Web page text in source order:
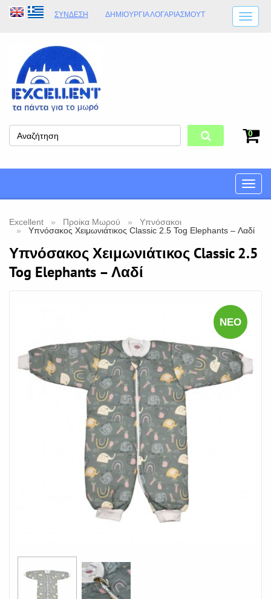
ΣΎΝΔΕΣΗ ΔΗΜΙΟΥΡΓΊΑ ΛΟΓΑΡΙΑΣΜΟΎT
ΩΡΆΡΙΟ ΚΑΤΑΣΤΉΜΑΤΟΣ
ΦΥΣΙΚΌ ΚΑΤΆΣΤΗΜΑ
0
Toggle
Excellent Προίκα Μωρού
Υπνόσακοι
Υπνόσακος Χειμωνιάτικος Classic 2.5 Tog Elephants – Λαδί
Υπνόσακος Χειμωνιάτικος Classic 2.5
Tog Elephants – Λαδί
ΝΈΟ